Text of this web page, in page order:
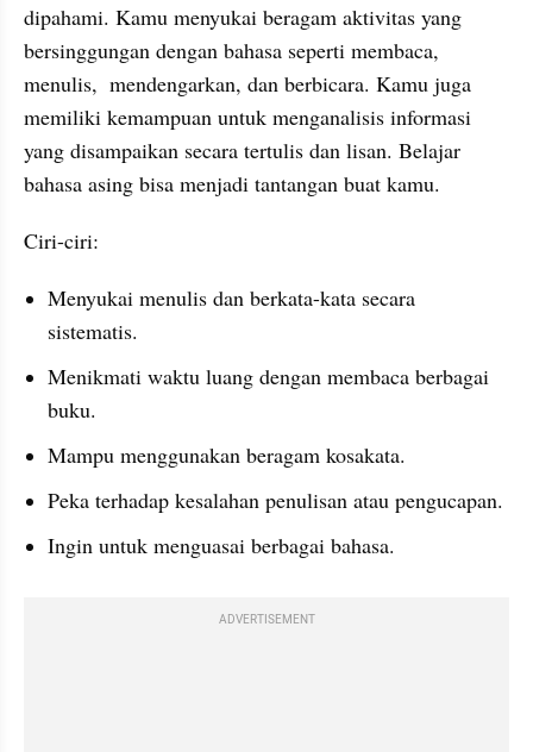
dipahami. Kamu menyukai beragam aktivitas yang
bersinggungan dengan bahasa seperti membaca,
menulis,  mendengarkan, dan berbicara. Kamu juga
memiliki kemampuan untuk menganalisis informasi
yang disampaikan secara tertulis dan lisan. Belajar
bahasa asing bisa menjadi tantangan buat kamu.
Ciri-ciri:
Menyukai menulis dan berkata-kata secara
sistematis.
Menikmati waktu luang dengan membaca berbagai
buku.
Mampu menggunakan beragam kosakata.
Peka terhadap kesalahan penulisan atau pengucapan.
Ingin untuk menguasai berbagai bahasa.
ADVERTISEMENT